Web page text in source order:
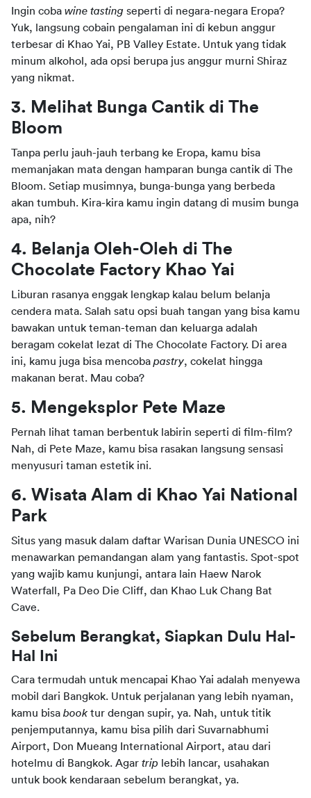
Ingin coba wine tasting seperti di negara-negara Eropa?
Yuk, langsung cobain pengalaman ini di kebun anggur
terbesar di Khao Yai, PB Valley Estate. Untuk yang tidak
minum alkohol, ada opsi berupa jus anggur murni Shiraz
yang nikmat.
3. Melihat Bunga Cantik di The
Bloom
Tanpa perlu jauh-jauh terbang ke Eropa, kamu bisa
memanjakan mata dengan hamparan bunga cantik di The
Bloom. Setiap musimnya, bunga-bunga yang berbeda
akan tumbuh. Kira-kira kamu ingin datang di musim bunga
apa, nih?
4. Belanja Oleh-Oleh di The
Chocolate Factory Khao Yai
Liburan rasanya enggak lengkap kalau belum belanja
cendera mata. Salah satu opsi buah tangan yang bisa kamu
bawakan untuk teman-teman dan keluarga adalah
beragam cokelat lezat di The Chocolate Factory. Di area
ini, kamu juga bisa mencoba pastry, cokelat hingga
makanan berat. Mau coba?
5. Mengeksplor Pete Maze
Pernah lihat taman berbentuk labirin seperti di film-film?
Nah, di Pete Maze, kamu bisa rasakan langsung sensasi
menyusuri taman estetik ini.
6. Wisata Alam di Khao Yai National
Park
Situs yang masuk dalam daftar Warisan Dunia UNESCO ini
menawarkan pemandangan alam yang fantastis. Spot-spot
yang wajib kamu kunjungi, antara lain Haew Narok
Waterfall, Pa Deo Die Cliff, dan Khao Luk Chang Bat
Cave.
Sebelum Berangkat, Siapkan Dulu Hal-
Hal Ini
Cara termudah untuk mencapai Khao Yai adalah menyewa
mobil dari Bangkok. Untuk perjalanan yang lebih nyaman,
kamu bisa book tur dengan supir, ya. Nah, untuk titik
penjemputannya, kamu bisa pilih dari Suvarnabhumi
Airport, Don Mueang International Airport, atau dari
hotelmu di Bangkok. Agar trip lebih lancar, usahakan
untuk book kendaraan sebelum berangkat, ya.